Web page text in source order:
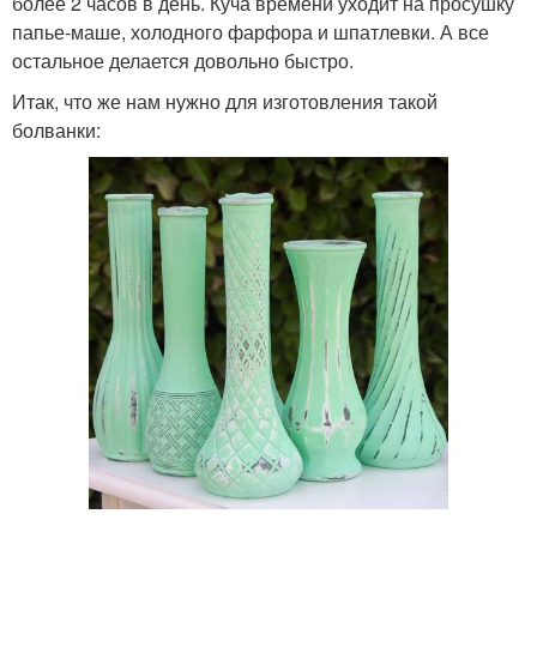
папье-маше, холодного фарфора и шпатлевки. А все
остальное делается довольно быстро.
Итак, что же нам нужно для изготовления такой
болванки: